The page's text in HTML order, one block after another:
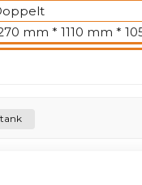
mm * 1110 mm *